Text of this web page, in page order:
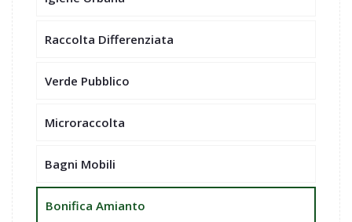
Raccolta Differenziata
Verde Pubblico
Microraccolta
Bagni Mobili
Bonifica Amianto